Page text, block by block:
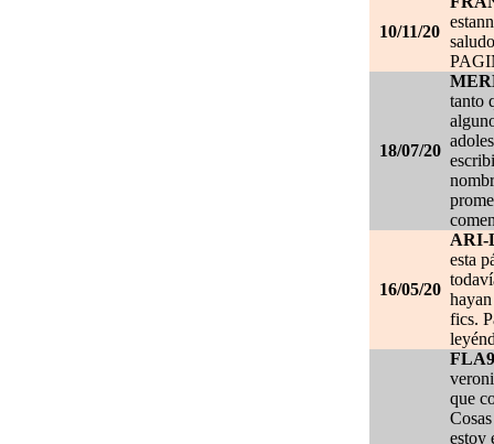
10/11/20
18/07/20
tanto
16/05/20
ARI-
esta
fics.
que
estoy